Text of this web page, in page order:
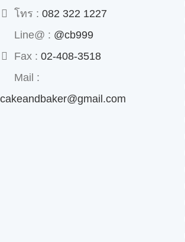
โทร : 082 322 1227
Line@ : @cb999
Fax : 02-408-3518
Mail :
cakeandbaker@gmail.com